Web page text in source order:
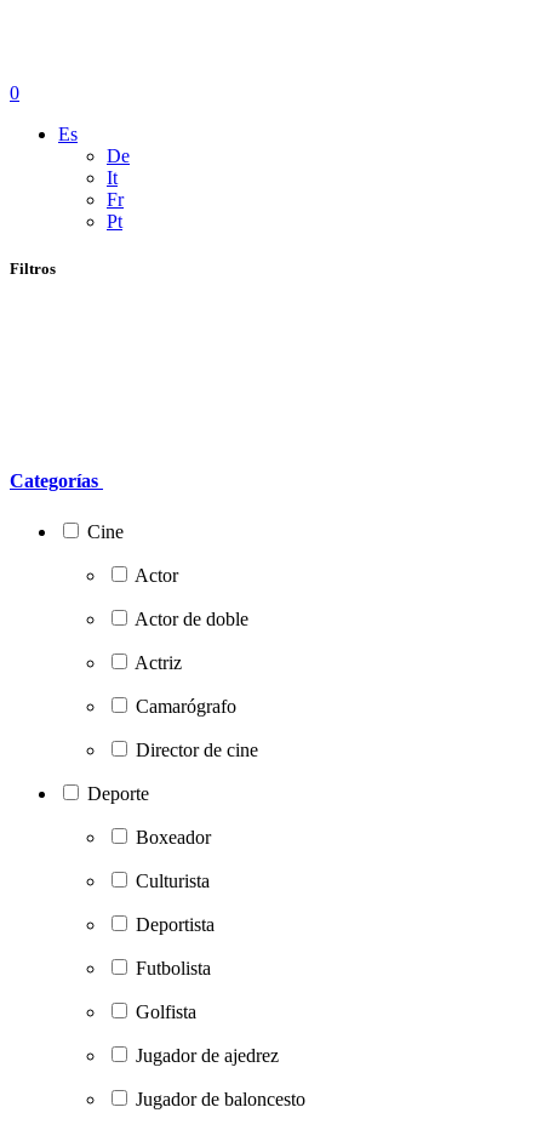
0
Es
De
It
Fr
Pt
Filtros
Categorías
Cine
Actor
Actor de doble
Actriz
Camarógrafo
Director de cine
Deporte
Boxeador
Culturista
Deportista
Futbolista
Golfista
Jugador de ajedrez
Jugador de baloncesto